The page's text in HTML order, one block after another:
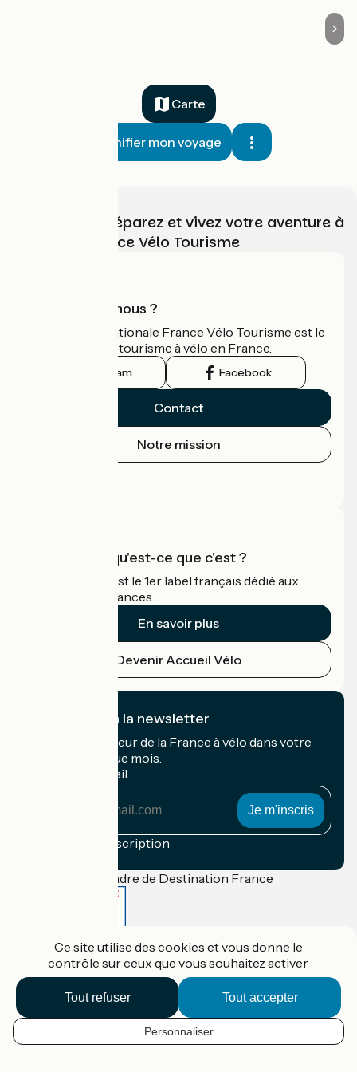
FR
Carte
Planifier mon voyage
Choisissez, préparez et vivez votre aventure à
vélo avec France Vélo Tourisme
Qui sommes-nous ?
L'association nationale France Vélo Tourisme est le
guide officiel du tourisme à vélo en France.
Instagram Facebook
Contact
Notre mission
Accueil Vélo qu'est-ce que c'est ?
Accueil Vélo c'est le 1er label français dédié aux
cyclistes en vacances.
En savoir plus
Devenir Accueil Vélo
Je m'abonne à la newsletter
Recevez le meilleur de la France à vélo dans votre
boîte mail chaque mois.
Mon adresse mail
Conditions d'inscription
Financé dans le cadre de Destination France
Accueil Vélo Pro
Contact
Mentions légales
Confidentialité
Contact
Réalisation :
et France Vélo Tourisme
Ce site utilise des cookies et vous donne le
contrôle sur ceux que vous souhaitez activer
Tout accepter
Tout refuser
Personnaliser